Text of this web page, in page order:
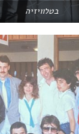
בטלוויזיה